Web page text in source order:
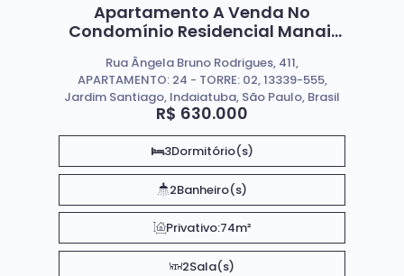
Apartamento A Venda No
Condomínio Residencial Manai;
Em Indaiatuba SP.
R$ 630.000
Rua Ângela Bruno Rodrigues, 411,
APARTAMENTO: 24 - TORRE: 02, 13339-555,
Jardim Santiago, Indaiatuba, São Paulo, Brasil
3Dormitório(s)
2Banheiro(s)
Privativo:74m²
2Sala(s)